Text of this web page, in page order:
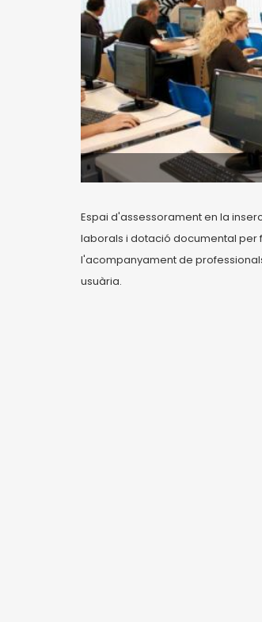
Espai d'assessorament en la
laborals i dotació documental
l'acompanyament de
usuària.